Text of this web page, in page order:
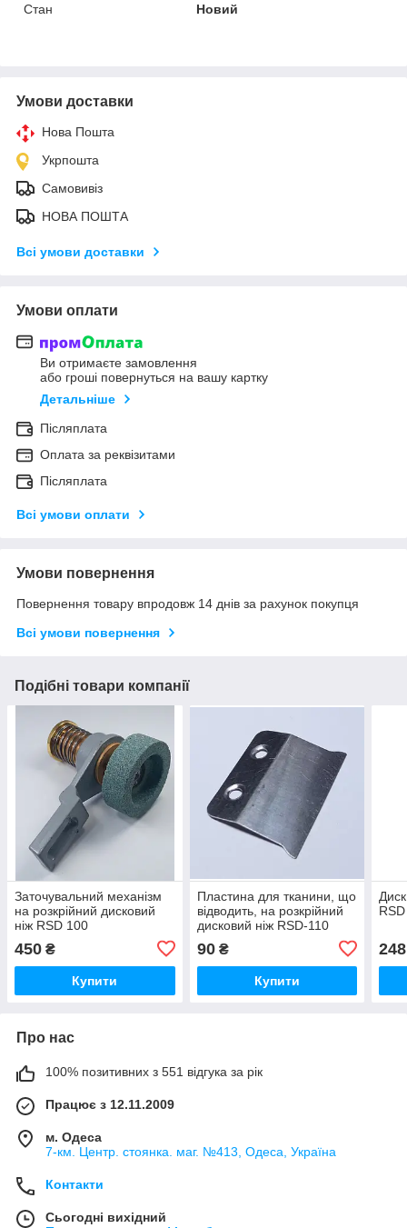
Стан
Новий
Умови доставки
Нова Пошта
Укрпошта
Самовивіз
НОВА ПОШТА
Всі умови доставки
Умови оплати
Ви отримаєте замовлення
або гроші повернуться на вашу картку
Детальніше
Післяплата
Оплата за реквізитами
Післяплата
Всі умови оплати
Умови повернення
Повернення товару впродовж 14 днів за рахунок покупця
Всі умови повернення
Подібні товари компанії
Заточувальний механізм
на розкрійний дисковий
ніж RSD 100
450 ₴
Купити
Пластина для тканини, що
відводить, на розкрійний
дисковий ніж RSD-110
90₴
Купити
248
Про нас
100% позитивних з 551 відгука за рік
Працює з 12.11.2009
м. Одеса
7-км. Центр. стоянка. маг. №413, Одеса, Україна
Контакти
Сьогодні вихідний